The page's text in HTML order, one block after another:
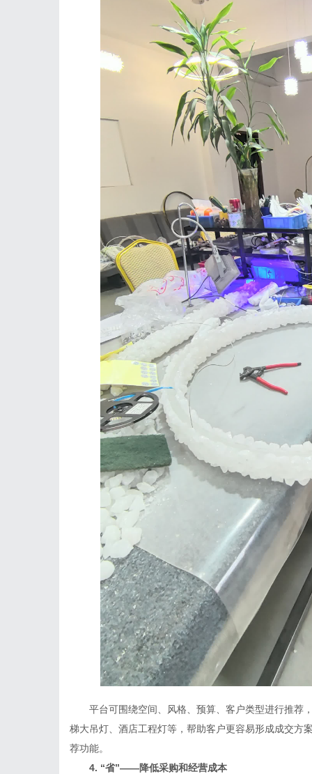
平台可围绕空间、风格、预算、客户类型进行推荐
梯大吊灯、酒店工程灯等，帮助客户更容易形成成交方
荐功能。
4. “省”——降低采购和经营成本